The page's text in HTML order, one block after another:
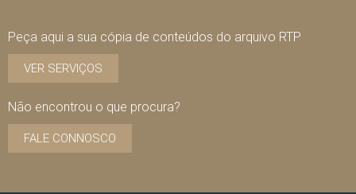
Peça aqui a sua cópia de conteúdos do arquivo RTP
VER SERVIÇOS
Não encontrou o que procura?
FALE CONNOSCO